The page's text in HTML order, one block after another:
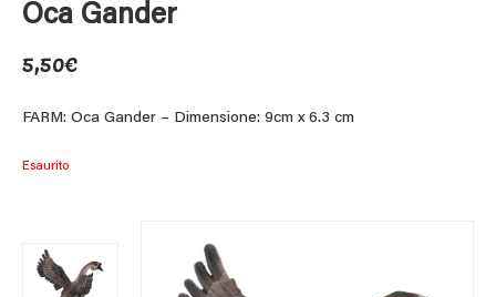
Oca Gander
5,50€
FARM: Oca Gander – Dimensione: 9cm x 6.3 cm
Esaurito